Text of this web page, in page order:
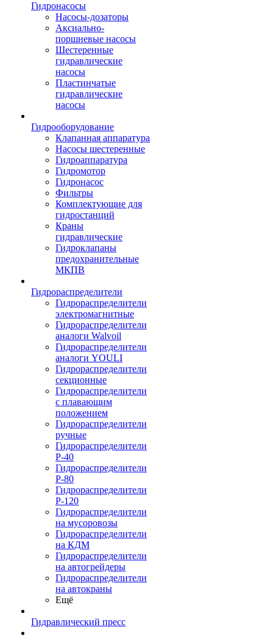
Гидронасосы
Насосы-дозаторы
Аксиально-
поршневые насосы
Шестеренные
гидравлические
насосы
Пластинчатые
гидравлические
насосы
Гидрооборудование
Клапанная аппаратура
Насосы шестеренные
Гидроаппаратура
Гидромотор
Гидронасос
Фильтры
Комплектующие для
гидростанций
Краны
гидравлические
Гидроклапаны
предохранительные
МКПВ
Гидрораспределители
Гидрораспределители
электромагнитные
Гидрораспределители
аналоги Walvoil
Гидрораспределители
аналоги YOULI
Гидрораспределители
секционные
Гидрораспределители
с плавающим
положением
Гидрораспределители
ручные
Гидрораспределители
Р-40
Гидрораспределители
Р-80
Гидрораспределители
Р-120
Гидрораспределители
на мусоровозы
Гидрораспределители
на КДМ
Гидрораспределители
на автогрейдеры
Гидрораспределители
на автокраны
Ещё
Гидравлический пресс